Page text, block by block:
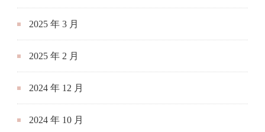
2025 年 3 月
2025 年 2 月
2024 年 12 月
2024 年 10 月